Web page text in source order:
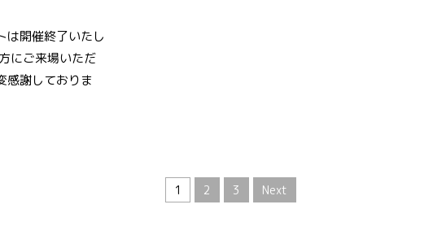
は開催終了いたし
にご来場いただ
感謝しておりま
1 2 3 Next